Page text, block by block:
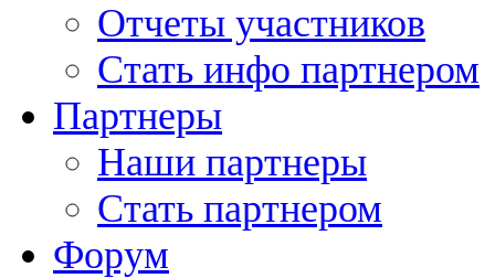
Отчеты участников
Стать инфо партнером
Партнеры
Наши партнеры
Стать партнером
Форум